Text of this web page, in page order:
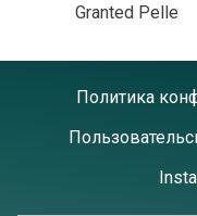
Granted Pelle
Политика